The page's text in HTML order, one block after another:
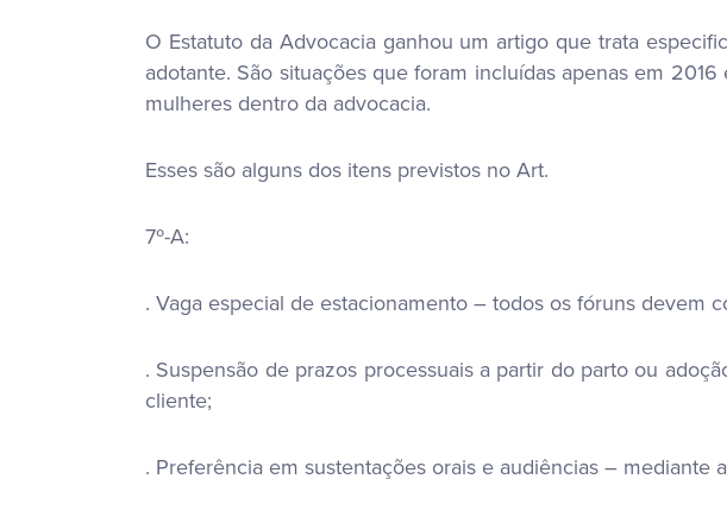
O Estatuto da Advocacia ganhou um artigo que trata
adotante. São situações que foram incluídas apenas em
mulheres dentro da advocacia.
Esses são alguns dos itens previstos no Art.
7º-A:
. Vaga especial de estacionamento – todos os fóruns devem
. Suspensão de prazos processuais a partir do parto ou
cliente;
. Preferência em sustentações orais e audiências – mediante